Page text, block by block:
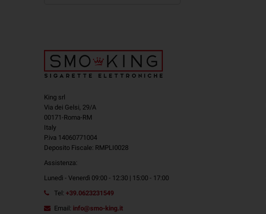
King srl
Via dei Gelsi, 29/A
00171-Roma-RM
Italy
P.iva 14060771004
Deposito Fiscale: RMPLI0028
Assistenza:
Lunedì - Venerdì 09:00 - 12:30 | 15:00 - 17:00
Tel: +39.0623231549
Email: info@smo-king.it